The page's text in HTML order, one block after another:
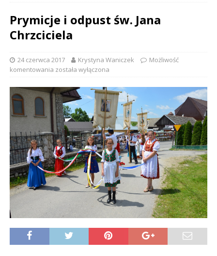
Prymicje i odpust św. Jana
Chrzciciela
24 czerwca 2017 Krystyna Waniczek
Możliwość
komentowania została wyłączona